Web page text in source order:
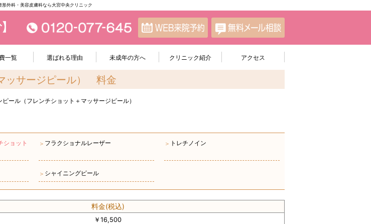
形外科・美容皮膚科なら大宮中央クリニック
一覧 選ばれる理由 未成年の方へ クリニック紹介 アクセス
ッサージピール） 料金
ピール（フレンチショット＋マッサージピール）
ショット
＞ フラクショナルレーザー ＞ トレチノイン
＞ シャイニングピール
料金(税込)
￥16,500